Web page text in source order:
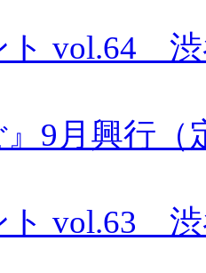
ト vol.64
』9月興行
ト vol.63